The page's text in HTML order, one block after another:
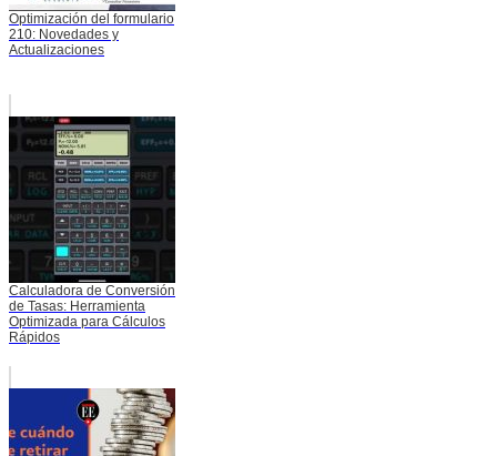
Optimización del formulario
210: Novedades y
Actualizaciones
Calculadora de Conversión
de Tasas: Herramienta
Optimizada para Cálculos
Rápidos